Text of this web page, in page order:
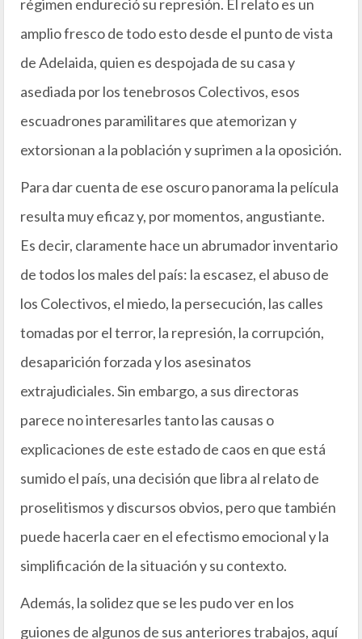
régimen endureció su represión. El relato es un
amplio fresco de todo esto desde el punto de vista
de Adelaida, quien es despojada de su casa y
asediada por los tenebrosos Colectivos, esos
escuadrones paramilitares que atemorizan y
extorsionan a la población y suprimen a la oposición.
Para dar cuenta de ese oscuro panorama la película
resulta muy eficaz y, por momentos, angustiante.
Es decir, claramente hace un abrumador inventario
de todos los males del país: la escasez, el abuso de
los Colectivos, el miedo, la persecución, las calles
tomadas por el terror, la represión, la corrupción,
desaparición forzada y los asesinatos
extrajudiciales. Sin embargo, a sus directoras
parece no interesarles tanto las causas o
explicaciones de este estado de caos en que está
sumido el país, una decisión que libra al relato de
proselitismos y discursos obvios, pero que también
puede hacerla caer en el efectismo emocional y la
simplificación de la situación y su contexto.
Además, la solidez que se les pudo ver en los
guiones de algunos de sus anteriores trabajos, aquí